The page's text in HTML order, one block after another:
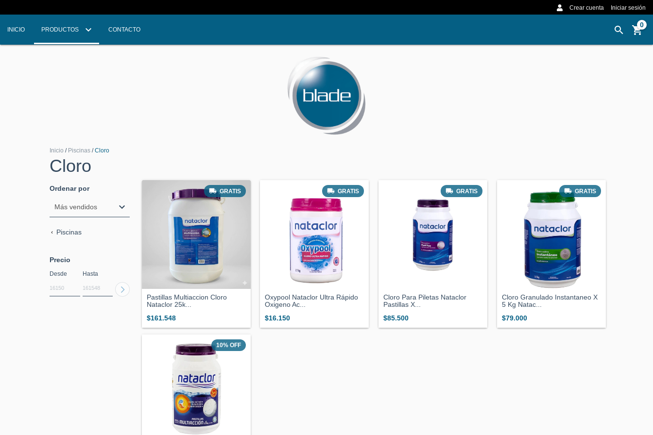
Crear cuenta Iniciar sesión
INICIO PRODUCTOS CONTACTO
0
Inicio / Piscinas / Cloro
Cloro
Ordenar por
Piscinas
Precio
Desde Hasta
GRATIS
Pastillas Multiaccion Cloro
Nataclor 25k...
$161.548
GRATIS
Oxypool Nataclor Ultra Rápido
Oxigeno Ac...
$16.150
GRATIS
Cloro Para Piletas Nataclor
Pastillas X...
$85.500
GRATIS
Cloro Granulado Instantaneo X
5 Kg Natac...
$79.000
10% OFF